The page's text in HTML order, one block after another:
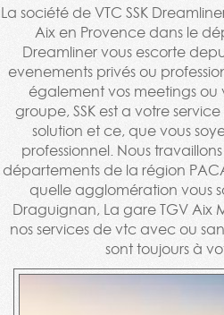
La société de VTC SSK
Aix en Provence dans le
Dreamliner vous escorte
evenements privés ou
également vos meetings ou
groupe, SSK est a votre
solution et ce, que vous
professionnel. Nous
départements de la région
quelle agglomération vous
Draguignan, La gare TGV Aix
nos services de vtc avec ou
sont toujours à